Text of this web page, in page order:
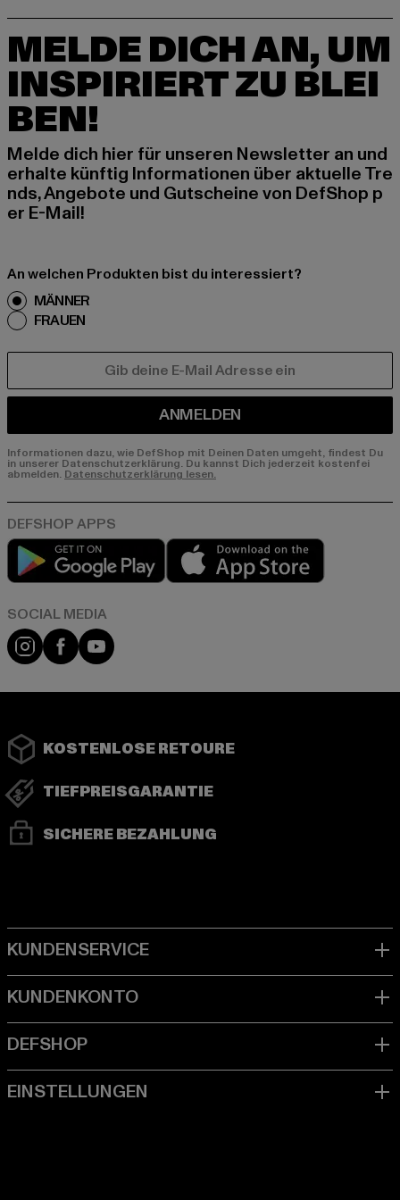
MELDE DICH AN, UM
INSPIRIERT ZU BLEI
BEN!
Melde dich hier für unseren Newsletter an und
erhalte künftig Informationen über aktuelle Tre
nds, Angebote und Gutscheine von DefShop p
er E-Mail!
An welchen Produkten bist du interessiert?
MÄNNER
FRAUEN
ANMELDEN
Informationen dazu, wie DefShop mit Deinen Daten umgeht, findest Du
in unserer Datenschutzerklärung. Du kannst Dich jederzeit kostenfei
abmelden. Datenschutzerklärung lesen.
Play market
Instagram
FacebookYouTube
KOSTENLOSE RETOURE
TIEFPREISGARANTIE
SICHERE BEZAHLUNG